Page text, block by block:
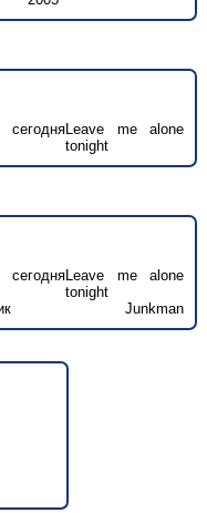
Leave me alone
tonight
Leave me alone
tonight
Junkman